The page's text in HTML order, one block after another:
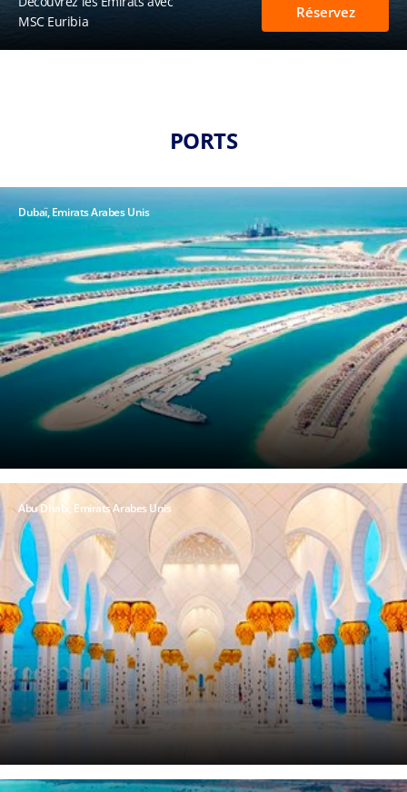
MSC Euribia
Réservez
PORTS
Dubaï, Emirats Arabes Unis
Abu Dhabi, Emirats Arabes Unis